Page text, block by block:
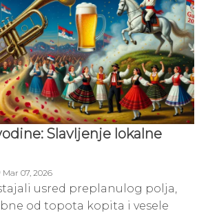
Slavljenje lokalne
Mar 07, 2026
usred preplanulog polja,
od topota kopita i vesele